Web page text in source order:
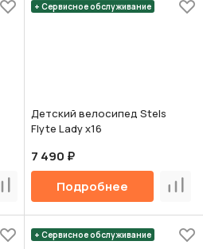
Сравнить
+ Сервисное обслуживание
Детский велосипед Stels
Flyte Lady х16
7 490 ₽
Подробнее
+ Сервисное обслуживание